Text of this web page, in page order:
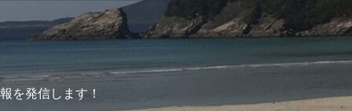
を発信します！